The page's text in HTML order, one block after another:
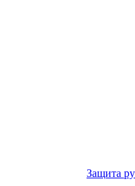
Защита